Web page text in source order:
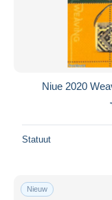
Niue 2020
Statuut
Nieuw